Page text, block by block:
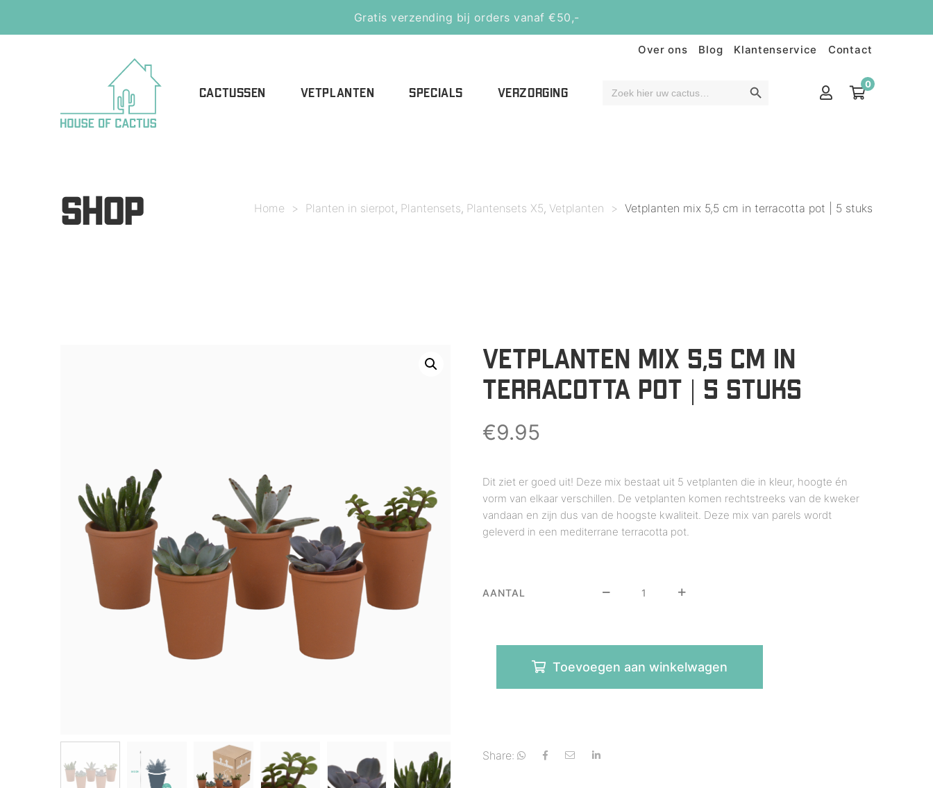
Gratis verzending bij orders vanaf €50,-
Over ons Blog Klantenservice Contact
CACTUSSEN VETPLANTEN SPECIALS VERZORGING
0
SHOP Home > Planten in sierpot, Plantensets, Plantensets X5, Vetplanten > Vetplanten mix 5,5 cm in terracotta pot | 5 stuks
VETPLANTEN MIX 5,5 CM IN
TERRACOTTA POT | 5 STUKS
€9.95
Dit ziet er goed uit! Deze mix bestaat uit 5 vetplanten die in kleur, hoogte én
vorm van elkaar verschillen. De vetplanten komen rechtstreeks van de kweker
vandaan en zijn dus van de hoogste kwaliteit. Deze mix van parels wordt
geleverd in een mediterrane terracotta pot.
AANTAL
Toevoegen aan winkelwagen
Share: